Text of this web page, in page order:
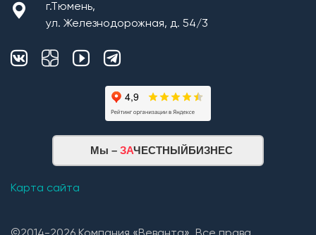
г.Тюмень,
ул. Железнодорожная, д. 54/3
Мы – ЗАЧЕСТНЫЙБИЗНЕС
Карта сайта